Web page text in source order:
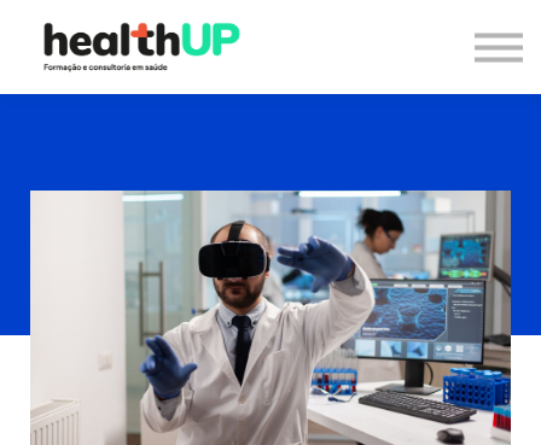
Blog
Registar